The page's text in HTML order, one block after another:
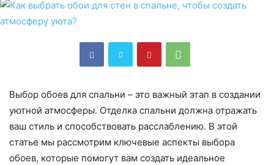
Выбор обоев для спальни – это важный этап в создании
уютной атмосферы. Отделка спальни должна отражать
ваш стиль и способствовать расслаблению. В этой
статье мы рассмотрим ключевые аспекты выбора
обоев, которые помогут вам создать идеальное